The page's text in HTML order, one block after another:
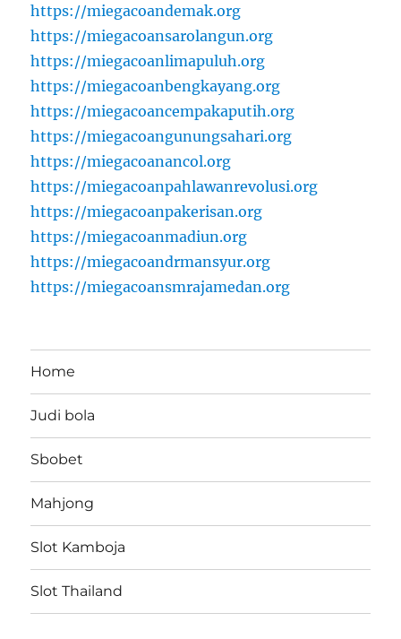
https://miegacoandemak.org
https://miegacoansarolangun.org
https://miegacoanlimapuluh.org
https://miegacoanbengkayang.org
https://miegacoancempakaputih.org
https://miegacoangunungsahari.org
https://miegacoanancol.org
https://miegacoanpahlawanrevolusi.org
https://miegacoanpakerisan.org
https://miegacoanmadiun.org
https://miegacoandrmansyur.org
https://miegacoansmrajamedan.org
Home
Judi bola
Sbobet
Mahjong
Slot Kamboja
Slot Thailand